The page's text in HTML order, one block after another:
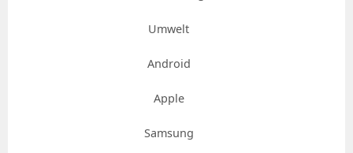
Umwelt
Android
Apple
Samsung